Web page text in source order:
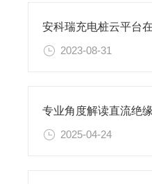
2023-08-31
2025-04-24